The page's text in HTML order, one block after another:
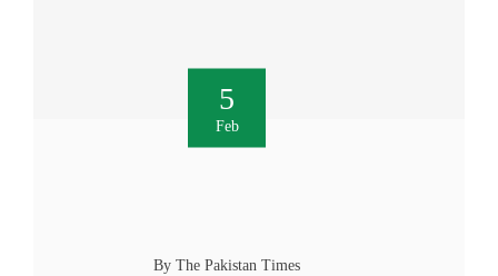
5
Feb
By The Pakistan Times